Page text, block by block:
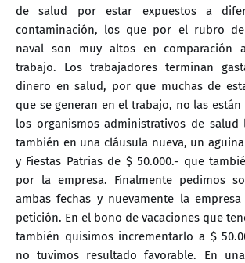
de salud por estar expuestos a
contaminación, los que por el rubro
naval son muy altos en comparación
trabajo. Los trabajadores terminan
dinero en salud, por que muchas de
que se generan en el trabajo, no las
los organismos administrativos de salud
también en una cláusula nueva, un
y Fiestas Patrias de $ 50.000.- que
por la empresa. Finalmente pedimos
ambas fechas y nuevamente la
petición. En el bono de vacaciones que
también quisimos incrementarlo a $
no tuvimos resultado favorable. En